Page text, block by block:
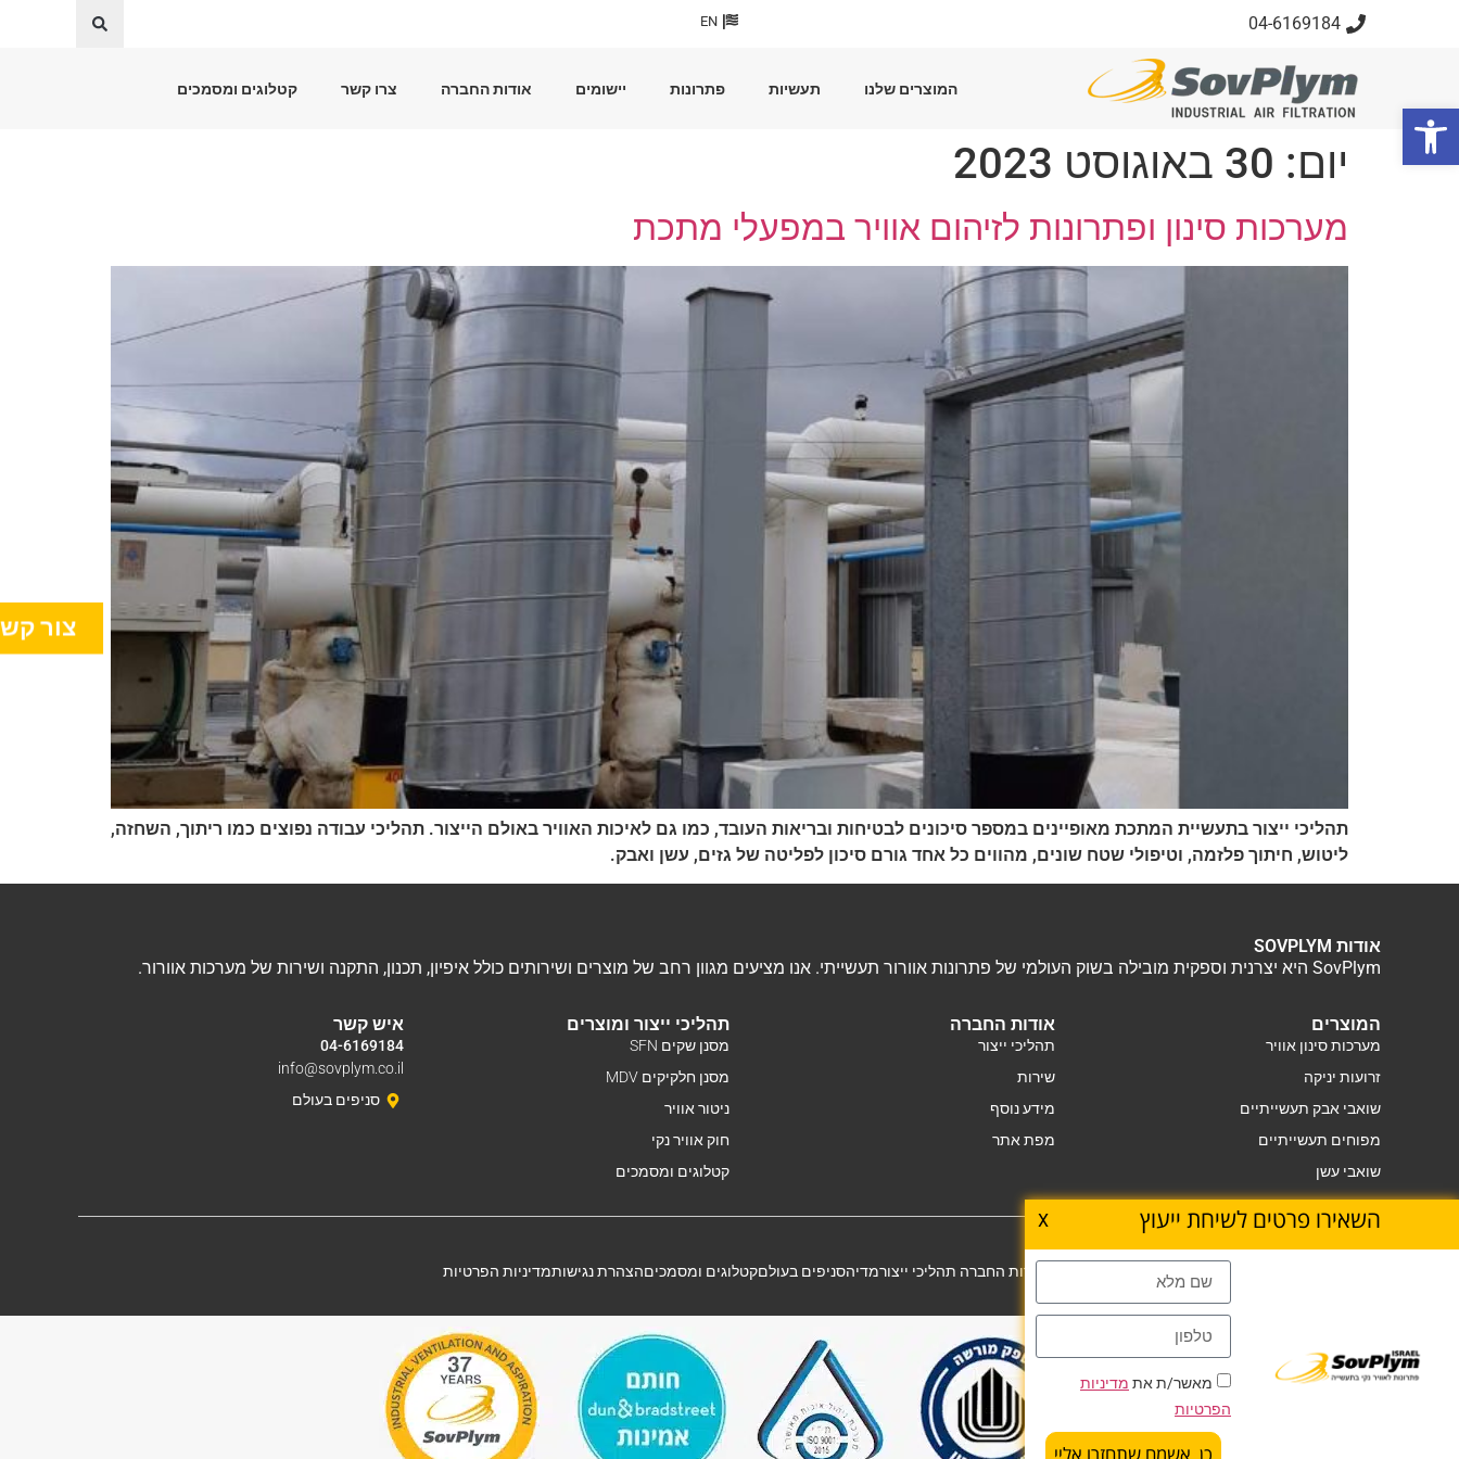
04-6169184
EN
המוצרים שלנו תעשיות פתרונות יישומים אודות החברה צרו קשר קטלוגים ומסמכים
יום: 30 באוגוסט 2023
מערכות סינון ופתרונות לזיהום אוויר במפעלי מתכת
תהליכי ייצור בתעשיית המתכת מאופיינים במספר סיכונים לבטיחות ובריאות העובד, כמו גם לאיכות האוויר באולם הייצור. תהליכי עבודה נפוצים כמו ריתוך, השחזה,
ליטוש, חיתוך פלזמה, וטיפולי שטח שונים, מהווים כל אחד גורם סיכון לפליטה של גזים, עשן ואבק.
צור
אודות SOVPLYM
SovPlym היא יצרנית וספקית מובילה בשוק העולמי של פתרונות אוורור תעשייתי. אנו מציעים מגוון רחב של מוצרים ושירותים כולל איפיון, תכנון, התקנה ושירות של מערכות אוורור.
המוצרים
מערכות סינון אוויר
זרועות יניקה
שואבי אבק תעשייתיים
מפוחים תעשייתיים
שואבי עשן
אודות החברה
תהליכי ייצור
שירות
מידע נוסף
מפת אתר
תהליכי ייצור ומוצרים
מסנן שקים SFN
מסנן חלקיקים MDV
ניטור אוויר
חוק אוויר נקי
קטלוגים ומסמכים
איש קשר
04-6169184
info@sovplym.co.il
סניפים בעולם
אודות החברה תהליכי ייצורמדיהסניפים בעולםקטלוגים ומסמכיםהצהרת נגישותמדיניות הפרטיות
השאירו פרטים לשיחת ייעוץ X
מאשר/ת את מדיניות
הפרטיות
כן, אשמח שתחזרו אליי
פתח סרגל נגישות